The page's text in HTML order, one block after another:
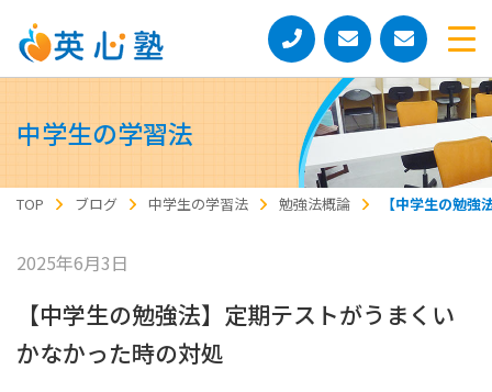
中学生の学習法
TOP ブログ 中学生の学習法 勉強法概論 【中学生の勉
2025年6月3日
【中学生の勉強法】定期テストがうまくい
かなかった時の対処